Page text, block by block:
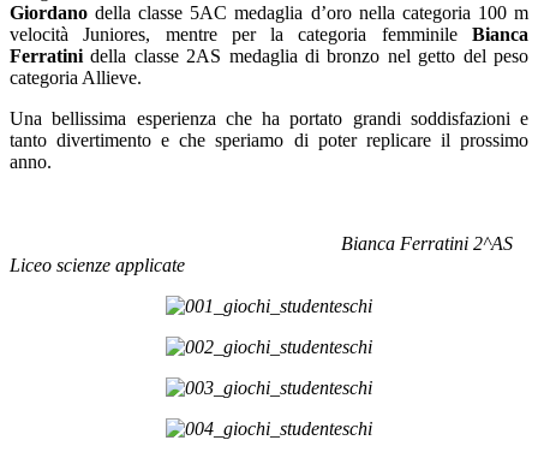
Giordano della classe 5AC medaglia d’oro nella categoria 100 m
velocità Juniores, mentre per la categoria femminile Bianca
Ferratini della classe 2AS medaglia di bronzo nel getto del peso
categoria Allieve.
Una bellissima esperienza che ha portato grandi soddisfazioni e
tanto divertimento e che speriamo di poter replicare il prossimo
anno.
Bianca Ferratini 2^AS
Liceo scienze applicate